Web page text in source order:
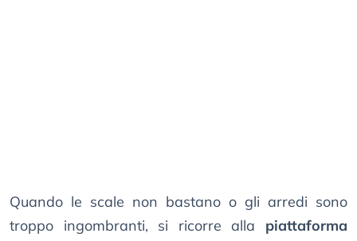
Quando le scale non bastano o gli arredi sono
troppo ingombranti, si ricorre alla piattaforma